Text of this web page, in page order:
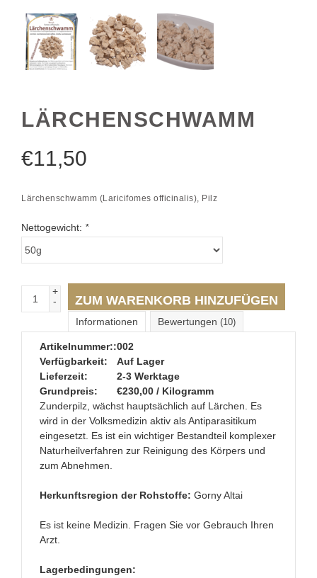
LÄRCHENSCHWAMM
€11,50
Lärchenschwamm (Laricifomes officinalis), Pilz
Nettogewicht: *
+
-
ZUM WARENKORB HINZUFÜGEN
Informationen Bewertungen (10)
Artikelnummer::002
Verfügbarkeit:
Auf Lager
Lieferzeit:
2-3 Werktage
Grundpreis:
€230,00 / Kilogramm
Zunderpilz, wächst hauptsächlich auf Lärchen. Es
wird in der Volksmedizin aktiv als Antiparasitikum
eingesetzt. Es ist ein wichtiger Bestandteil komplexer
Naturheilverfahren zur Reinigung des Körpers und
zum Abnehmen.
Herkunftsregion der Rohstoffe: Gorny Altai
Es ist keine Medizin. Fragen Sie vor Gebrauch Ihren
Arzt.
Lagerbedingungen: